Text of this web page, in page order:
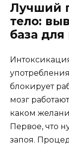
Лучший
тело:
база
блокирует
мозг
каком
Первое, что
запоя.